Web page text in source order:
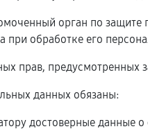
орган по защите
при обработке его
прав, предусмотренных
данных обязаны:
достоверные данные о